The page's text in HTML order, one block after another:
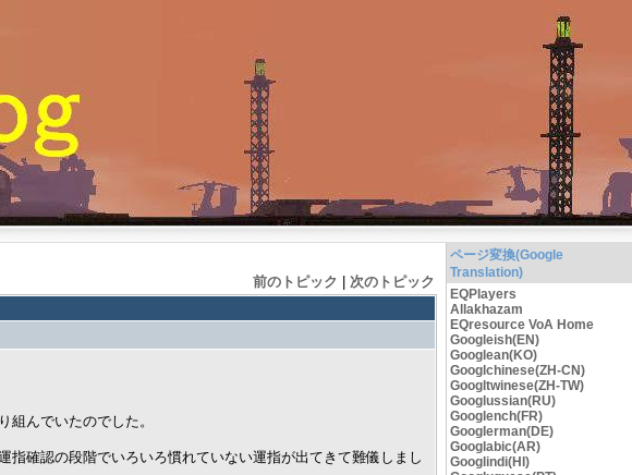
前のトピック
次のトピック
組んでいたのでした。
確認の段階でいろいろ慣れていない運指が出てきて難儀しまし
ページ変換(Google
Translation)
EQPlayers
Allakhazam
EQresource VoA Home
Googleish(EN)
Googlean(KO)
Googlchinese(ZH-CN)
Googltwinese(ZH-TW)
Googlussian(RU)
Googlench(FR)
Googlerman(DE)
Googlabic(AR)
Googlindi(HI)